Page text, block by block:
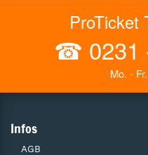
ProTicket
☎ 0231
Mo. -
Infos
AGB